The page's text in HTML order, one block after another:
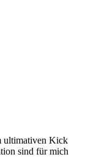
ultimativen Kick
sind für mich